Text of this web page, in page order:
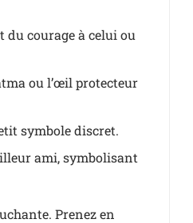
du courage à celui ou
ou l’œil protecteur
symbole discret.
ami, symbolisant
Prenez en